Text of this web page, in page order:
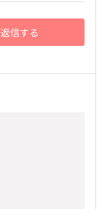
返信する